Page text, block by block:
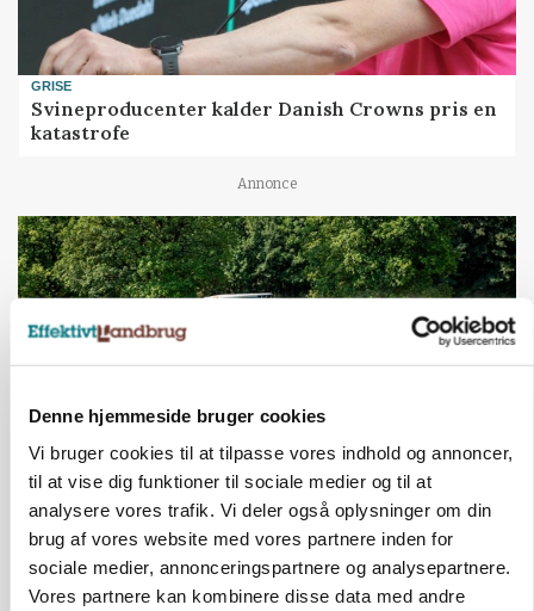
Denne hjemmeside bruger cookies
Vi bruger cookies til at tilpasse vores indhold og annoncer,
til at vise dig funktioner til sociale medier og til at
analysere vores trafik. Vi deler også oplysninger om din
brug af vores website med vores partnere inden for
sociale medier, annonceringspartnere og analysepartnere.
Vores partnere kan kombinere disse data med andre
GRISE
Svineproducenter kalder Danish Crowns pris en
katastrofe
Annonce
MASKINER
Forserie til selvkørende skårlægger afprøves i år
Annonce